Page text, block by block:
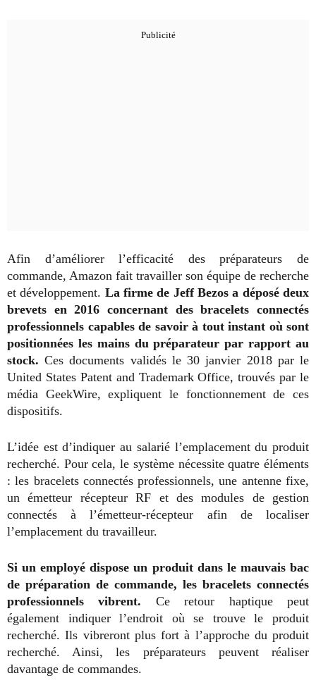
Afin d’améliorer l’efficacité des préparateurs de
commande, Amazon fait travailler son équipe de recherche
et développement. La firme de Jeff Bezos a déposé deux
brevets en 2016 concernant des bracelets connectés
professionnels capables de savoir à tout instant où sont
positionnées les mains du préparateur par rapport au
stock. Ces documents validés le 30 janvier 2018 par le
United States Patent and Trademark Office, trouvés par le
média GeekWire, expliquent le fonctionnement de ces
dispositifs.
L’idée est d’indiquer au salarié l’emplacement du produit
recherché. Pour cela, le système nécessite quatre éléments
: les bracelets connectés professionnels, une antenne fixe,
un émetteur récepteur RF et des modules de gestion
connectés à l’émetteur-récepteur afin de localiser
l’emplacement du travailleur.
Si un employé dispose un produit dans le mauvais bac
de préparation de commande, les bracelets connectés
professionnels vibrent. Ce retour haptique peut
également indiquer l’endroit où se trouve le produit
recherché. Ils vibreront plus fort à l’approche du produit
recherché. Ainsi, les préparateurs peuvent réaliser
davantage de commandes.